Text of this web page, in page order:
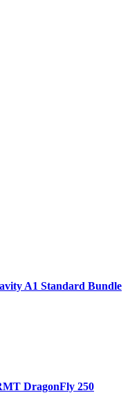
A1 Standard Bundle
DragonFly 250